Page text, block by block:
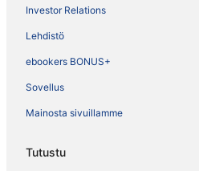
Investor Relations
Lehdistö
ebookers BONUS+
Sovellus
Mainosta sivuillamme
Tutustu